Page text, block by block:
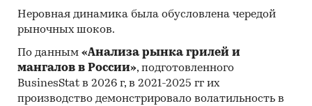
Неровная динамика была обусловлена чередой
рыночных шоков.
По данным «Анализа рынка грилей и
мангалов в России», подготовленного
BusinesStat в 2026 г, в 2021-2025 гг их
производство демонстрировало волатильность в